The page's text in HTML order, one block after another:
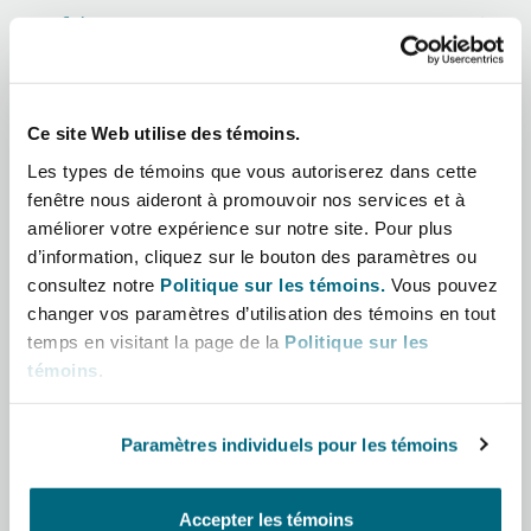
Ce site Web utilise des témoins.
Les types de témoins que vous autoriserez dans cette
fenêtre nous aideront à promouvoir nos services et à
améliorer votre expérience sur notre site. Pour plus
d’information, cliquez sur le bouton des paramètres ou
consultez notre Politique sur les témoins. Vous pouvez
changer vos paramètres d’utilisation des témoins en tout
temps en visitant la page de la Politique sur les
témoins
Paramètres individuels pour les témoins
Accepter les témoins
Entretien, réparation et
Droit aérien commercial
Droit réglementaire
Satellites et espace
Droit maritime
Risques politiques et crédit
Assurance biens
Bator
Jersey
York
County
The St Botolph Building
Afrique
Asie-Pacifique
Amérique latine
Moyen-Orient
Amérique du Nord
Royaume-Uni et Europe